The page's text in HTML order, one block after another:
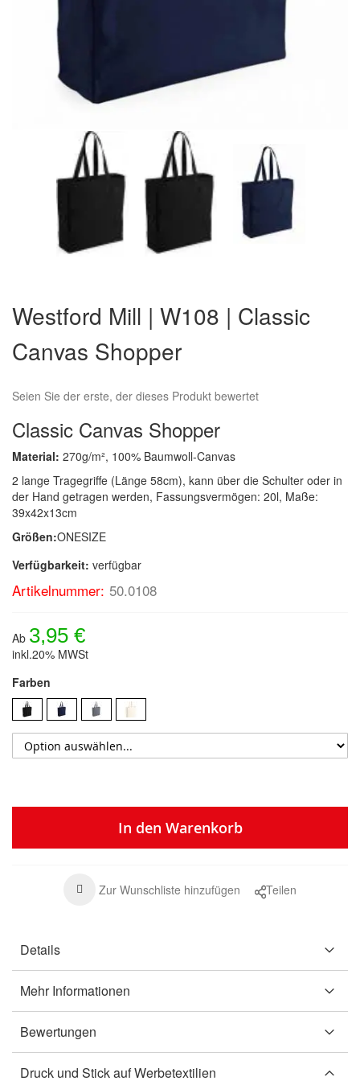
der
Bildergalerie
springen
Westford Mill | W108 | Classic
Canvas Shopper
Seien Sie der erste, der dieses Produkt bewertet
Classic Canvas Shopper
Material: 270g/m², 100% Baumwoll-Canvas
2 lange Tragegriffe (Länge 58cm), kann über die Schulter oder in
der Hand getragen werden, Fassungsvermögen: 20l, Maße:
39x42x13cm
Größen:ONESIZE
Verfügbarkeit: verfügbar
Artikelnummer: 50.0108
Ab 3,95 €
inkl.20% MWSt
Farben
In den Warenkorb
Zur Wunschliste hinzufügen Teilen
Details
Mehr Informationen
Bewertungen
Druck und Stick auf Werbetextilien